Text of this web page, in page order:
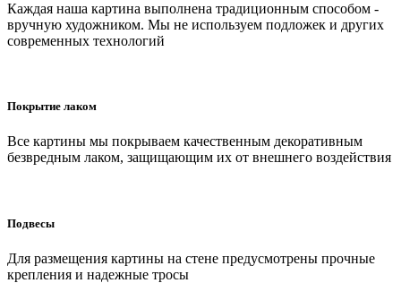
Каждая наша картина выполнена традиционным способом -
вручную художником. Мы не используем подложек и других
современных технологий
Покрытие лаком
Все картины мы покрываем качественным декоративным
безвредным лаком, защищающим их от внешнего воздействия
Подвесы
Для размещения картины на стене предусмотрены прочные
крепления и надежные тросы